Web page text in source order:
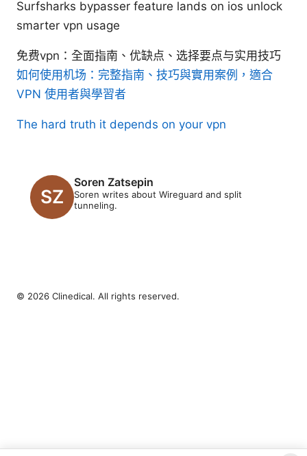
Surfsharks bypasser feature lands on ios unlock
smarter vpn usage
免费vpn：全面指南、优缺点、选择要点与实用技巧
如何使用机场：完整指南、技巧與實用案例，適合
VPN 使用者與學習者
The hard truth it depends on your vpn
Soren Zatsepin
Soren writes about Wireguard and split
tunneling.
© 2026 Clinedical. All rights reserved.